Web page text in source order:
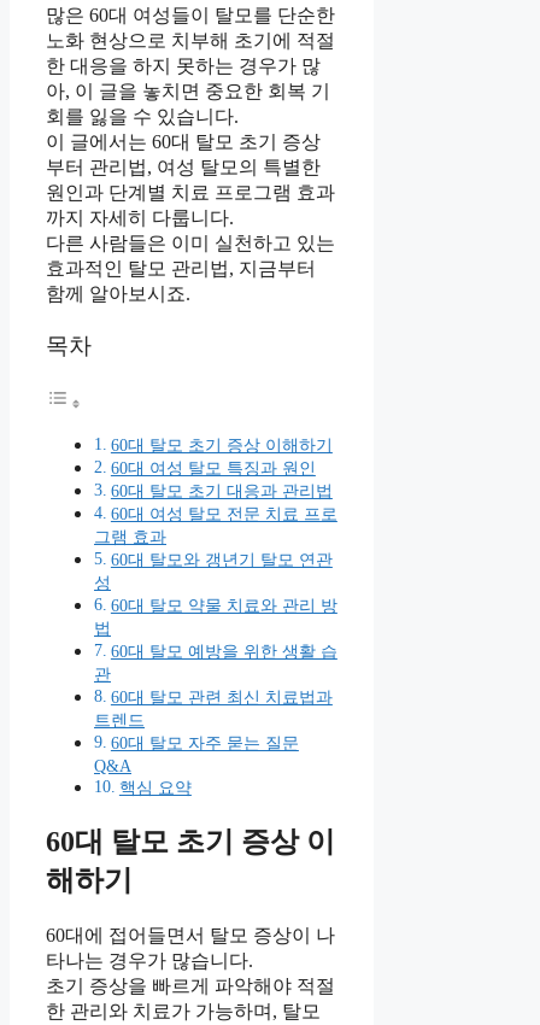
많은 60대 여성들이 탈모를 단순한
노화 현상으로 치부해 초기에 적절
한 대응을 하지 못하는 경우가 많
아, 이 글을 놓치면 중요한 회복 기
회를 잃을 수 있습니다.
이 글에서는 60대 탈모 초기 증상
부터 관리법, 여성 탈모의 특별한
원인과 단계별 치료 프로그램 효과
까지 자세히 다룹니다.
다른 사람들은 이미 실천하고 있는
효과적인 탈모 관리법, 지금부터
함께 알아보시죠.
목차
60대 탈모 초기 증상 이해하기
60대 여성 탈모 특징과 원인
60대 탈모 초기 대응과 관리법
60대 여성 탈모 전문 치료 프로
그램 효과
60대 탈모와 갱년기 탈모 연관
성
60대 탈모 약물 치료와 관리 방
법
60대 탈모 예방을 위한 생활 습
관
60대 탈모 관련 최신 치료법과
트렌드
60대 탈모 자주 묻는 질문
Q&A
핵심 요약
60대 탈모 초기 증상 이
해하기
60대에 접어들면서 탈모 증상이 나
타나는 경우가 많습니다.
초기 증상을 빠르게 파악해야 적절
한 관리와 치료가 가능하며, 탈모